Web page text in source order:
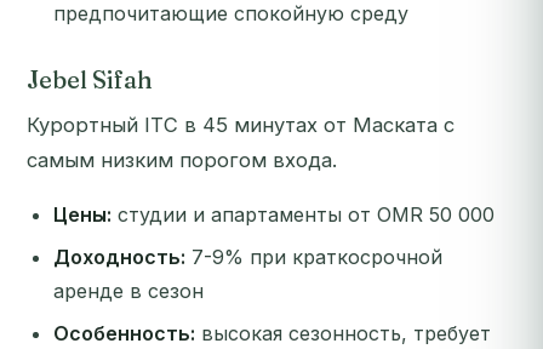
предпочитающие спокойную среду
Jebel Sifah
Курортный ITC в 45 минутах от Маската с
самым низким порогом входа.
Цены: студии и апартаменты от OMR 50 000
Доходность: 7-9% при краткосрочной
аренде в сезон
Особенность: высокая сезонность, требует